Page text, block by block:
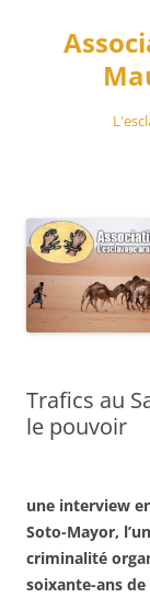
contenu
Trafics au
le pouvoir
une interview
Soto-Mayor,
criminalité
soixante-ans